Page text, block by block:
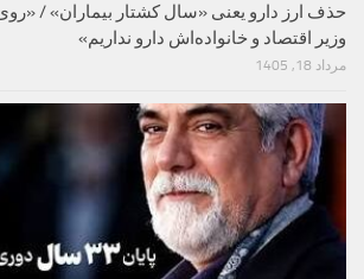
حذف ارز دارو یعنی «سال کشتار بیماران» / «روی
وزیر اقتصاد و خانواده‌اش دارو نداریم»
مرداد 18, 1405